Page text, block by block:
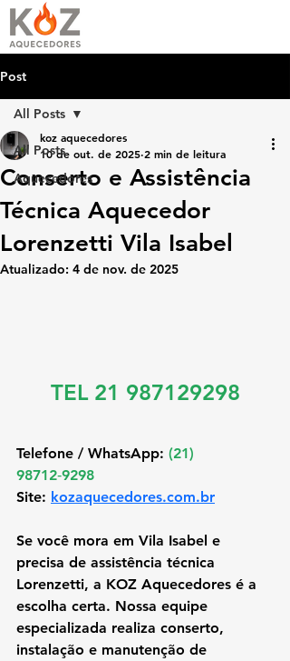
Post
All Posts
Aquecedores
All Posts
Conserto e Assistência
Técnica Aquecedor
Lorenzetti Vila Isabel
koz aquecedores
10 de out. de 2025 2 min de leitura
Atualizado: 4 de nov. de 2025
TEL 21 987129298
Telefone / WhatsApp: (21)
98712‑9298
Site: kozaquecedores.com.br
Se você mora em Vila Isabel e
precisa de assistência técnica
Lorenzetti, a KOZ Aquecedores é a
escolha certa. Nossa equipe
especializada realiza conserto,
instalação e manutenção de